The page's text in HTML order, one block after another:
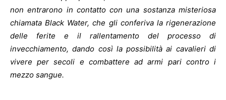
non entrarono in contatto con una sostanza misteriosa
chiamata Black Water, che gli conferiva la rigenerazione
delle ferite e il rallentamento del processo di
invecchiamento, dando così la possibilità ai cavalieri di
vivere per secoli e combattere ad armi pari contro i
mezzo sangue.